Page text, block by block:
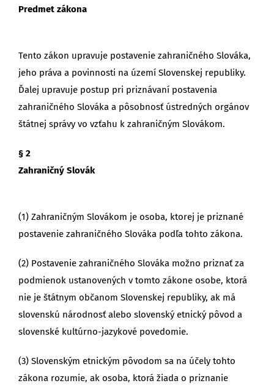
Predmet zákona
Tento zákon upravuje postavenie zahraničného Slováka,
jeho práva a povinnosti na území Slovenskej republiky.
Ďalej upravuje postup pri priznávaní postavenia
zahraničného Slováka a pôsobnosť ústredných orgánov
štátnej správy vo vzťahu k zahraničným Slovákom.
§ 2
Zahraničný Slovák
(1) Zahraničným Slovákom je osoba, ktorej je priznané
postavenie zahraničného Slováka podľa tohto zákona.
(2) Postavenie zahraničného Slováka možno priznať za
podmienok ustanovených v tomto zákone osobe, ktorá
nie je štátnym občanom Slovenskej republiky, ak má
slovenskú národnosť alebo slovenský etnický pôvod a
slovenské kultúrno-jazykové povedomie.
(3) Slovenským etnickým pôvodom sa na účely tohto
zákona rozumie, ak osoba, ktorá žiada o priznanie